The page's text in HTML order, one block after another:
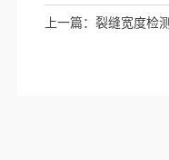
上一篇： 裂缝宽度检